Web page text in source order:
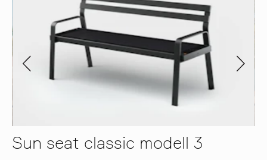
produkter
om oss
Sun seat classic modell 3